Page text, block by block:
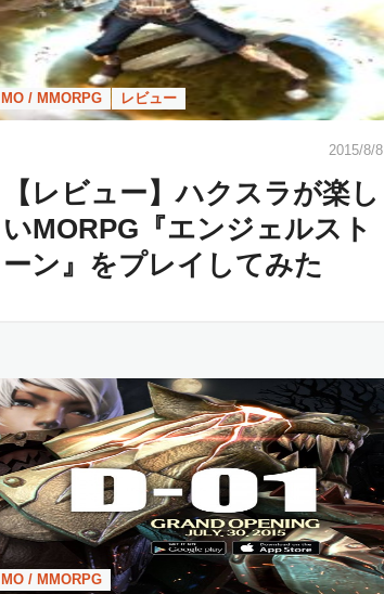
MO / MMORPG レビュー
2015/8/8
【レビュー】ハクスラが楽し
いMORPG『エンジェルスト
ーン』をプレイしてみた
MO / MMORPG